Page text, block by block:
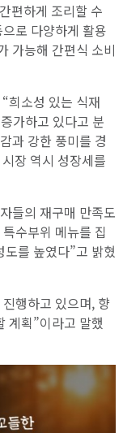
편하게 조리할 수
로 다양하게 활용
가능해 간편식 소비
희소성 있는 식재
가하고 있다고 분
과 강한 풍미를 경
장 역시 성장세를
들의 재구매 만족도
수부위 메뉴를 집
를 높였다”고 밝혔
행하고 있으며, 향
계획”이라고 말했